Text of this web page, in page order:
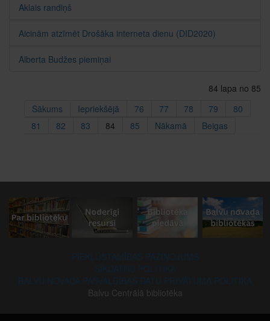
Aklais randiņš
Aicinām atzīmēt Drošāka interneta dienu (DID2020)
Alberta Budžes piemiņai
84 lapa no 85
Sākums
Iepriekšējā 76 77 78 79
80
81
82 83 84 85 Nākamā Beigas
Balvu Centrālā bibliotēka